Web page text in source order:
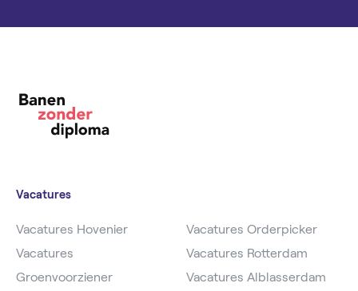
Vacatures
Vacatures Hovenier
Vacatures
Groenvoorziener
Vacatures Orderpicker
Vacatures Rotterdam
Vacatures Alblasserdam